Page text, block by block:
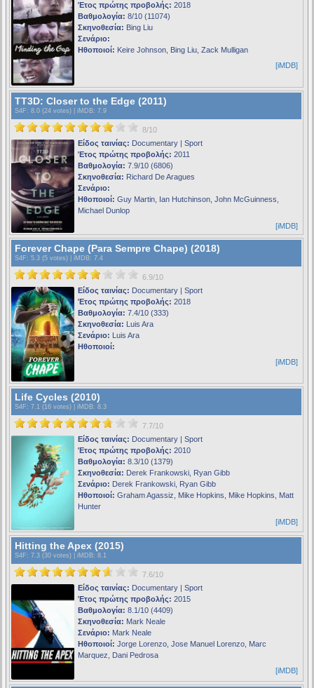
Έτος πρώτης προβολής: 2018
Βαθμολογία: 8/10 (11074)
Σκηνοθεσία: Bing Liu
Σενάριο:
Ηθοποιοί: Keire Johnson, Bing Liu, Zack Mulligan
[iMDB]
TT3D: Closer to the Edge (2011)
S4F : 8.0 (24 votes) | iMDB: 7.9
8/10
Είδος ταινίας: Documentary | Sport
Έτος πρώτης προβολής: 2011
Βαθμολογία: 7.9/10 (6806)
Σκηνοθεσία: Richard De Aragues
Σενάριο:
Ηθοποιοί: Guy Martin, Ian Hutchinson, John McGuinness,
Michael Dunlop
[iMDB]
Forever Chape (Para Sempre Chape) (2018)
S4F : 5.3 (5 votes) | iMDB: 7.4
6.9/10
Είδος ταινίας: Documentary | Sport
Έτος πρώτης προβολής: 2018
Βαθμολογία: 7.4/10 (333)
Σκηνοθεσία: Luis Ara
Σενάριο: Luis Ara
Ηθοποιοί:
[iMDB]
Life Cycles (2010)
S4F : 7.1 (16 votes) | iMDB: 8.3
7.7/10
Είδος ταινίας: Documentary | Sport
Έτος πρώτης προβολής: 2010
Βαθμολογία: 8.3/10 (1379)
Σκηνοθεσία: Derek Frankowski, Ryan Gibb
Σενάριο: Derek Frankowski, Ryan Gibb
Ηθοποιοί: Graham Agassiz, Mike Hopkins, Mike Hopkins, Matt
Hunter
[iMDB]
Hitting the Apex (2015)
S4F : 7.3 (30 votes) | iMDB: 8.1
7.6/10
Είδος ταινίας: Documentary | Sport
Έτος πρώτης προβολής: 2015
Βαθμολογία: 8.1/10 (4409)
Σκηνοθεσία: Mark Neale
Σενάριο: Mark Neale
Ηθοποιοί: Jorge Lorenzo, Jose Manuel Lorenzo, Marc
Marquez, Dani Pedrosa
[iMDB]